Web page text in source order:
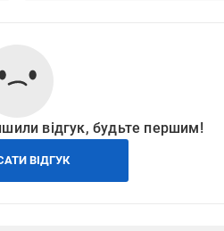
відгук, будьте першим!
ВІДГУК